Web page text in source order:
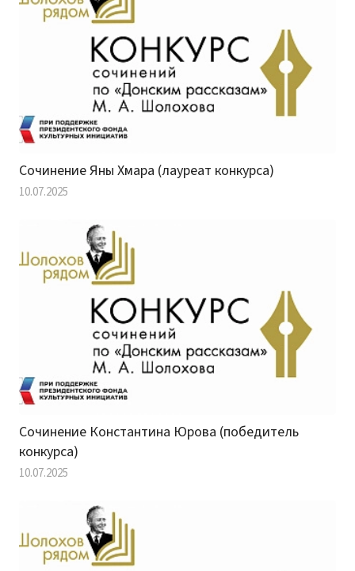
Сочинение Яны Хмара (лауреат конкурса)
10.07.2025
Сочинение Константина Юрова (победитель
конкурса)
10.07.2025